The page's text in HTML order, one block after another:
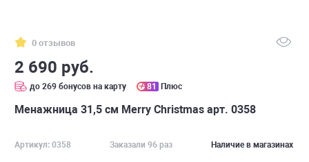
0 отзывов
2 690 руб.
до 269 бонусов на карту 81 Плюс
Менажница 31,5 см Merry Christmas арт. 0358
Артикул: 0358 Заказали 96 раз Наличие в магазинах